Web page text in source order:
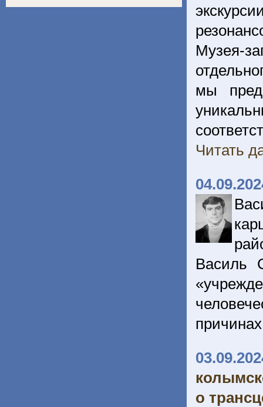
Музея-
мы
Читать
Василь
о